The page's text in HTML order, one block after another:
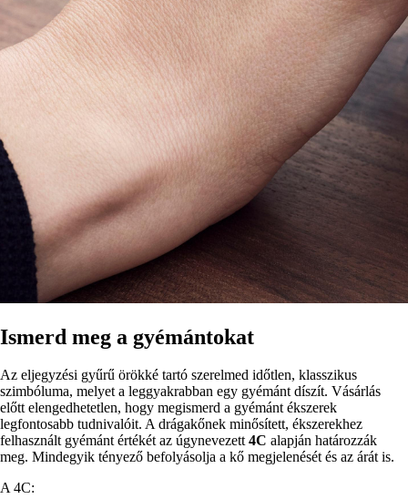
Ismerd meg a gyémántokat
Az eljegyzési gyűrű örökké tartó szerelmed időtlen, klasszikus
szimbóluma, melyet a leggyakrabban egy gyémánt díszít. Vásárlás
előtt elengedhetetlen, hogy megismerd a gyémánt ékszerek
legfontosabb tudnivalóit. A drágakőnek minősített, ékszerekhez
felhasznált gyémánt értékét az úgynevezett4C alapján határozzák
meg. Mindegyik tényező befolyásolja a kő megjelenését és az árát is.
A 4C: